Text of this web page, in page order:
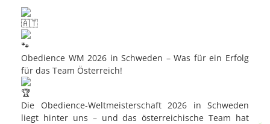
Datenschutzerklärung
Onlineshop Nahrungsergänzungsmittel
Obedience WM 2026 in Schweden – Was für ein Erfolg
für das Team Österreich!
Die Obedience-Weltmeisterschaft 2026 in Schweden
liegt hinter uns – und das österreichische Team hat